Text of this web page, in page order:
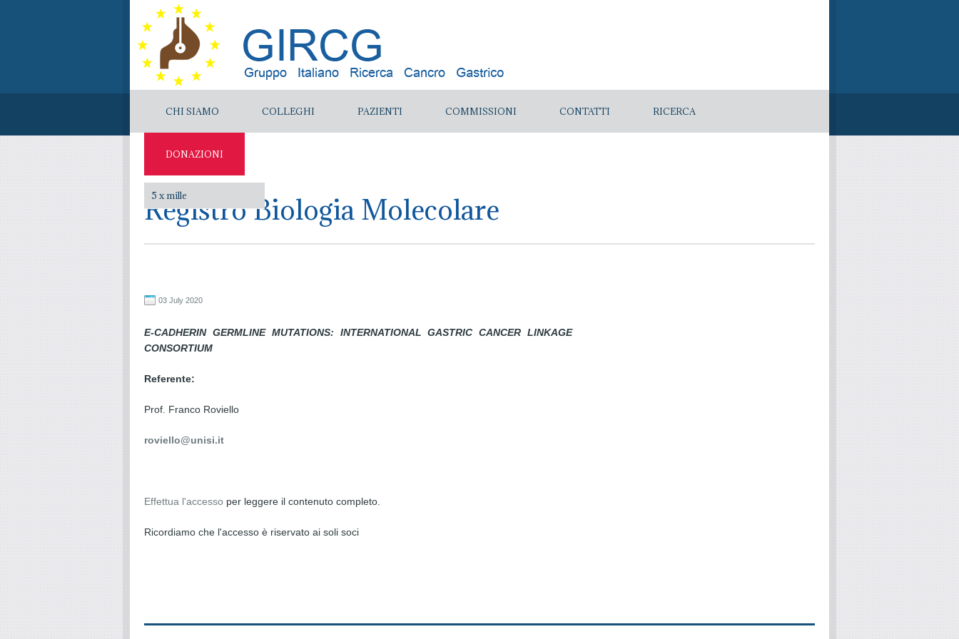
CHI SIAMO COLLEGHI PAZIENTI COMMISSIONI CONTATTI RICERCA
DONAZIONI
5 x mille
Registro Biologia Molecolare
03 July 2020
E-CADHERIN GERMLINE MUTATIONS: INTERNATIONAL GASTRIC CANCER LINKAGE
CONSORTIUM
Referente:
Prof. Franco Roviello
roviello@unisi.it
Effettua l'accesso per leggere il contenuto completo.
Ricordiamo che l'accesso è riservato ai soli soci